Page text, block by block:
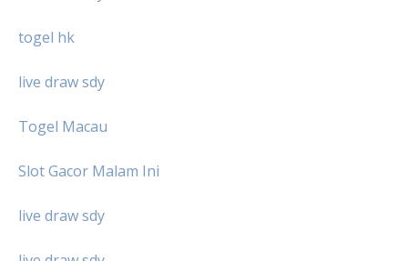
togel hk
live draw sdy
Togel Macau
Slot Gacor Malam Ini
live draw sdy